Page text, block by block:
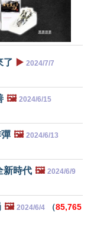
了 ▶️ 2024/7/7
🖼️ 2024/6/15
🖼️ 2024/6/13
新時代 🖼️ 2024/6/9
🖼️ 2024/6/4 （85,765